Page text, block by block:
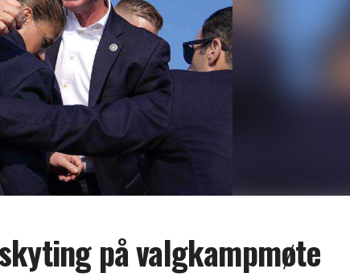
på valgkampmøte